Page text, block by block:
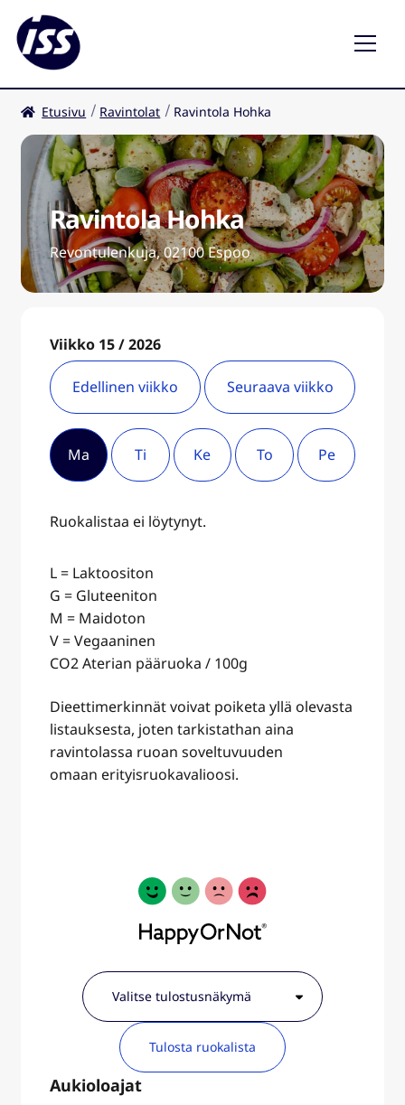
Ravintolat
Kahvilat
FI
Etusivu Ravintolat Ravintola Hohka
Ravintola Hohka
Revontulenkuja, 02100 Espoo
Viikko 15 / 2026
Edellinen viikko
Ma Ti Ke To Pe
Seuraava viikko
Ruokalistaa ei löytynyt.
L = Laktoositon
G = Gluteeniton
M = Maidoton
V = Vegaaninen
CO2 Aterian pääruoka / 100g
Dieettimerkinnät voivat poiketa yllä olevasta
listauksesta, joten tarkistathan aina
ravintolassa ruoan soveltuvuuden
omaan erityisruokavalioosi.
Tulosta ruokalista